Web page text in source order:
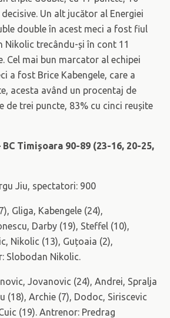
Un alt jucător al Energiei
double în acest meci a fost fiul
Nikolic trecându-și în cont 11
Cel mai bun marcator al echipei
a fost Brice Kabengele, care a
acesta având un procentaj de
de trei puncte, 83% cu cinci reușite
Timișoara 90-89 (23-16, 20-25,
Jiu, spectatori: 900
Gliga, Kabengele (24),
Darby (19), Steffel (10),
Nikolic (13), Guțoaia (2),
Slobodan Nikolic.
Jovanovic (24), Andrei, Spralja
(18), Archie (7), Dodoc, Siriscevic
(19). Antrenor: Predrag